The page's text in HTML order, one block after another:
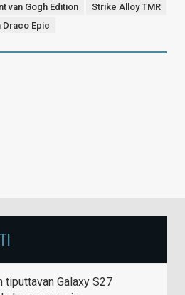
van Gogh Edition
Strike Alloy TMR
Draco Epic
tiputtavan Galaxy S27